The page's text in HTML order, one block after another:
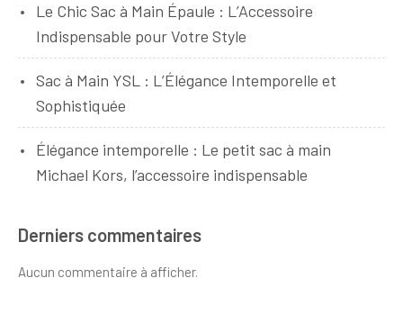
Le Chic Sac à Main Épaule : L’Accessoire
Indispensable pour Votre Style
Sac à Main YSL : L’Élégance Intemporelle et
Sophistiquée
Élégance intemporelle : Le petit sac à main
Michael Kors, l’accessoire indispensable
Derniers commentaires
Aucun commentaire à afficher.